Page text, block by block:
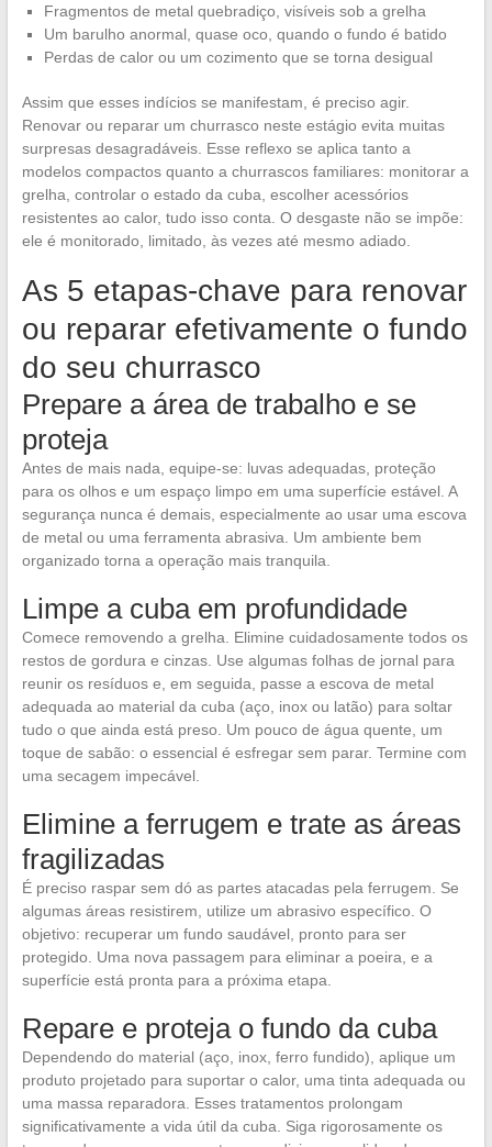
Fragmentos de metal quebradiço, visíveis sob a grelha
Um barulho anormal, quase oco, quando o fundo é batido
Perdas de calor ou um cozimento que se torna desigual
Assim que esses indícios se manifestam, é preciso agir.
Renovar ou reparar um churrasco neste estágio evita muitas
surpresas desagradáveis. Esse reflexo se aplica tanto a
modelos compactos quanto a churrascos familiares: monitorar a
grelha, controlar o estado da cuba, escolher acessórios
resistentes ao calor, tudo isso conta. O desgaste não se impõe:
ele é monitorado, limitado, às vezes até mesmo adiado.
As 5 etapas-chave para renovar
ou reparar efetivamente o fundo
do seu churrasco
Prepare a área de trabalho e se
proteja
Antes de mais nada, equipe-se: luvas adequadas, proteção
para os olhos e um espaço limpo em uma superfície estável. A
segurança nunca é demais, especialmente ao usar uma escova
de metal ou uma ferramenta abrasiva. Um ambiente bem
organizado torna a operação mais tranquila.
Limpe a cuba em profundidade
Comece removendo a grelha. Elimine cuidadosamente todos os
restos de gordura e cinzas. Use algumas folhas de jornal para
reunir os resíduos e, em seguida, passe a escova de metal
adequada ao material da cuba (aço, inox ou latão) para soltar
tudo o que ainda está preso. Um pouco de água quente, um
toque de sabão: o essencial é esfregar sem parar. Termine com
uma secagem impecável.
Elimine a ferrugem e trate as áreas
fragilizadas
É preciso raspar sem dó as partes atacadas pela ferrugem. Se
algumas áreas resistirem, utilize um abrasivo específico. O
objetivo: recuperar um fundo saudável, pronto para ser
protegido. Uma nova passagem para eliminar a poeira, e a
superfície está pronta para a próxima etapa.
Repare e proteja o fundo da cuba
Dependendo do material (aço, inox, ferro fundido), aplique um
produto projetado para suportar o calor, uma tinta adequada ou
uma massa reparadora. Esses tratamentos prolongam
significativamente a vida útil da cuba. Siga rigorosamente os